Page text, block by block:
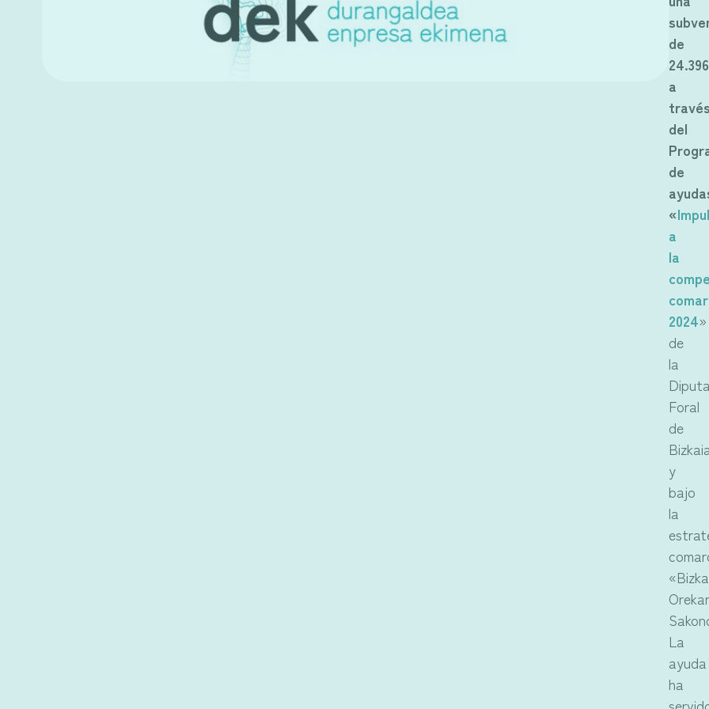
de
a
través
del
de
«
a
la
2024»
de
la
Foral
de
Bizkaia
y
bajo
la
La
ayuda
ha